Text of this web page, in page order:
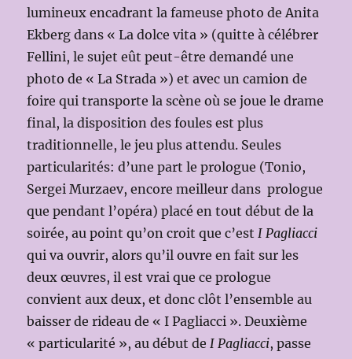
lumineux encadrant la fameuse photo de Anita
Ekberg dans « La dolce vita » (quitte à célébrer
Fellini, le sujet eût peut-être demandé une
photo de « La Strada ») et avec un camion de
foire qui transporte la scène où se joue le drame
final, la disposition des foules est plus
traditionnelle, le jeu plus attendu. Seules
particularités: d’une part le prologue (Tonio,
Sergei Murzaev, encore meilleur dans prologue
que pendant l’opéra) placé en tout début de la
soirée, au point qu’on croit que c’estI Pagliacci
qui va ouvrir, alors qu’il ouvre en fait sur les
deux œuvres, il est vrai que ce prologue
convient aux deux, et donc clôt l’ensemble au
baisser de rideau de « I Pagliacci ». Deuxième
« particularité », au début deI Pagliacci, passe